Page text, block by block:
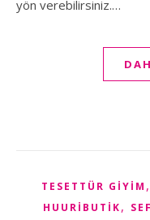
yön verebilirsiniz.…
TESETTÜR GIYIM ,
HUURIBUTIK,